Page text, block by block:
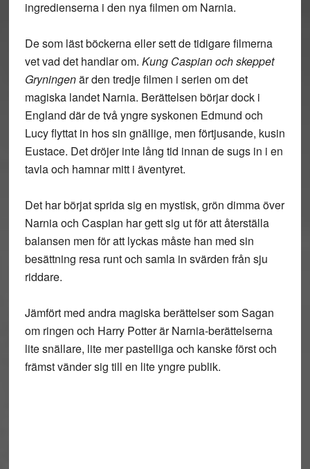
ingredienserna i den nya filmen om Narnia.
De som läst böckerna eller sett de tidigare filmerna
vet vad det handlar om. Kung Caspian och skeppet
Gryningenär den tredje filmen i serien om det
magiska landet Narnia. Berättelsen börjar dock i
England där de två yngre syskonen Edmund och
Lucy flyttat in hos sin gnällige, men förtjusande, kusin
Eustace. Det dröjer inte lång tid innan de sugs in i en
tavla och hamnar mitt i äventyret.
Det har börjat sprida sig en mystisk, grön dimma över
Narnia och Caspian har gett sig ut för att återställa
balansen men för att lyckas måste han med sin
besättning resa runt och samla in svärden från sju
riddare.
Jämfört med andra magiska berättelser som Sagan
om ringen och Harry Potter är Narnia-berättelserna
lite snällare, lite mer pastelliga och kanske först och
främst vänder sig till en lite yngre publik.